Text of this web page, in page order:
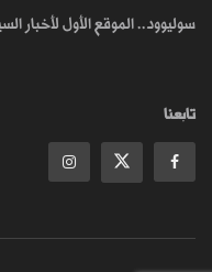
سوليوود.. الموقع الأول لأخبار
تابعنا